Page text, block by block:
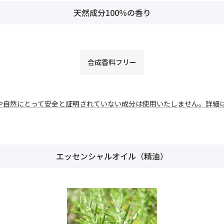
天然成分100％の香り
合成香料フリー
自然にとって安全と証明されていない成分は使用いたしません。詳
エッセンシャルオイル（精油）